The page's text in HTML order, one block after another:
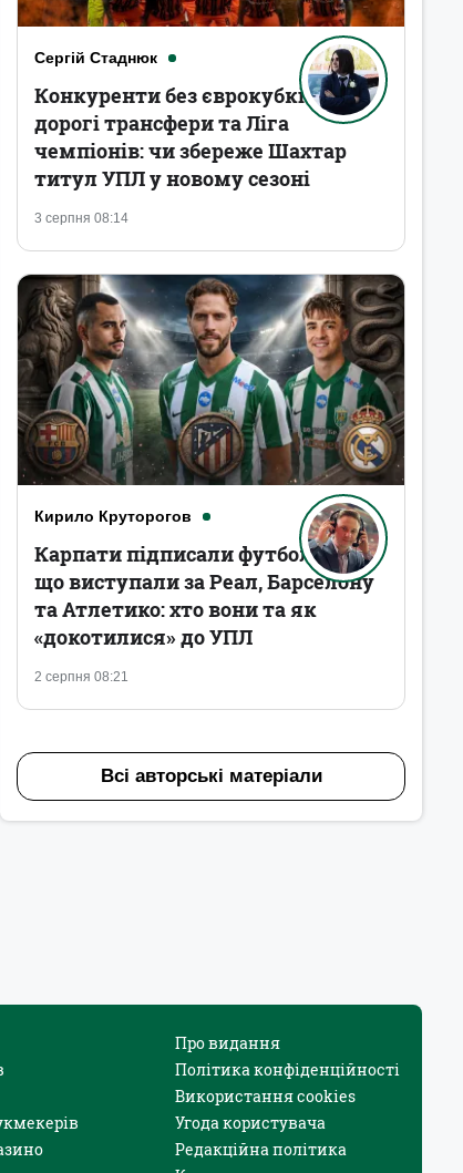
Сергій Стаднюк
3 серпня 08:14
Конкуренти без єврокубків,
дорогі трансфери та Ліга
чемпіонів: чи збереже Шахтар
титул УПЛ у новому сезоні
Кирило Круторогов
2 серпня 08:21
Карпати підписали футболістів,
що виступали за Реал, Барселону
та Атлетико: хто вони та як
«докотилися» до УПЛ
Всі авторські матеріали
Про видання
Політика конфіденційності
Використання cookies
Угода користувача
Редакційна політика